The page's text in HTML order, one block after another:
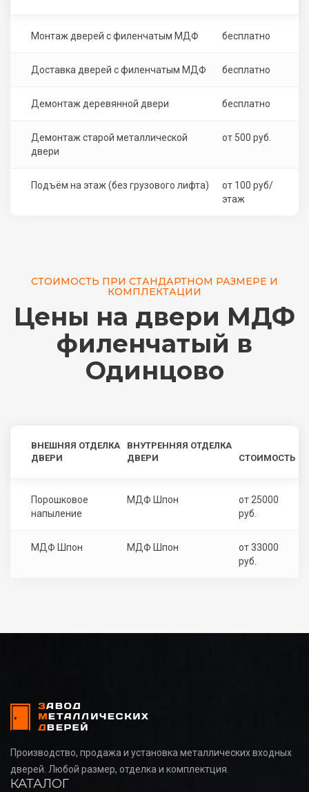
Монтаж дверей с филенчатым МДФ бесплатно
Доставка дверей с филенчатым МДФ бесплатно
Демонтаж деревянной двери бесплатно
Демонтаж старой металлической
двери
от 500 руб.
Подъём на этаж (без грузового лифта)
от 100 руб/
этаж
СТОИМОСТЬ ПРИ СТАНДАРТНОМ РАЗМЕРЕ И
КОМПЛЕКТАЦИИ
Цены на двери МДФ
филенчатый в
Одинцово
ВНЕШНЯЯ ОТДЕЛКА
ДВЕРИ
ВНУТРЕННЯЯ ОТДЕЛКА
ДВЕРИ
СТОИМОСТЬ
Порошковое
напыление
МДФ Шпон
от 25000
руб.
МДФ Шпон МДФ Шпон
от 33000
руб.
Производство, продажа и установка металлических входных
дверей. Любой размер, отделка и комплектция.
КАТАЛОГ